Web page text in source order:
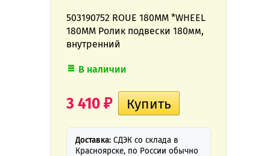
503190752 ROUE 180MM *WHEEL
180MM Ролик подвески 180мм,
внутренний
В наличии
3 410 ₽
Доставка: СДЭК со склада в
Красноярске, по России обычно